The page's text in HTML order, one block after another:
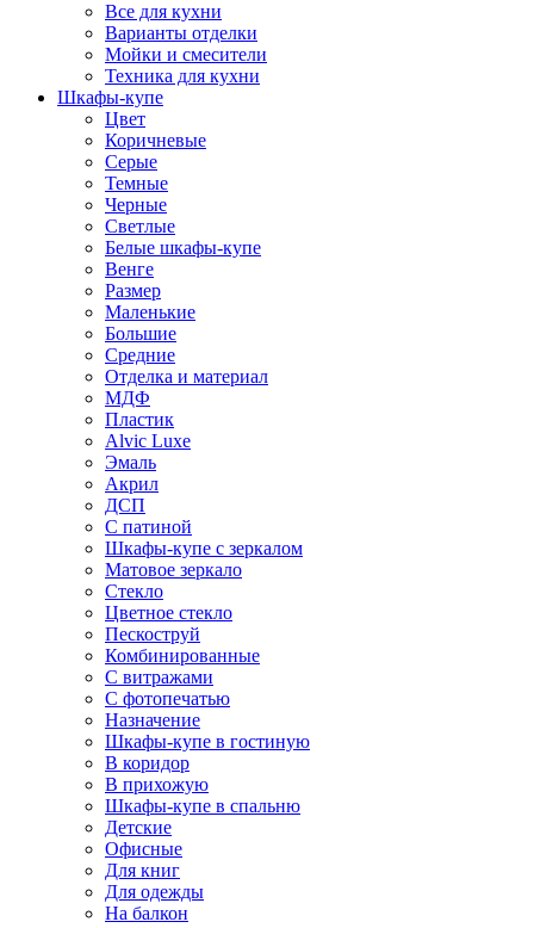
Все для кухни
Варианты отделки
Мойки и смесители
Техника для кухни
Шкафы-купе
Цвет
Коричневые
Серые
Темные
Черные
Светлые
Белые шкафы-купе
Венге
Размер
Маленькие
Большие
Средние
Отделка и материал
МДФ
Пластик
Alvic Luxe
Эмаль
Акрил
ДСП
С патиной
Шкафы-купе с зеркалом
Матовое зеркало
Стекло
Цветное стекло
Пескоструй
Комбинированные
С витражами
С фотопечатью
Назначение
Шкафы-купе в гостиную
В коридор
В прихожую
Шкафы-купе в спальню
Детские
Офисные
Для книг
Для одежды
На балкон